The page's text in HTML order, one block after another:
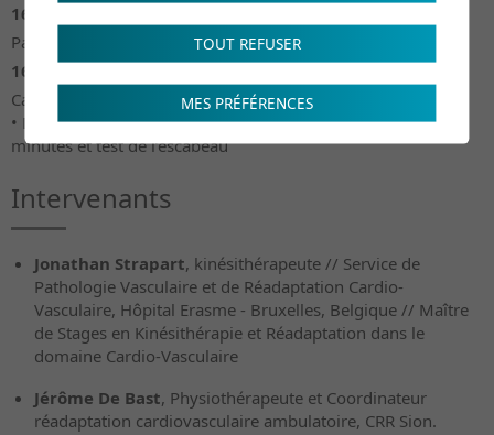
16h30 - 17h00
Pause
16h30 - 18h30
Cas cliniques et travaux pratiques
• Doppler de poche, test de Strandness, test de marche de 6
minutes et test de l’escabeau
Intervenants
Jonathan Strapart, kinésithérapeute // Service de
Pathologie Vasculaire et de Réadaptation Cardio-
Vasculaire, Hôpital Erasme - Bruxelles, Belgique // Maître
de Stages en Kinésithérapie et Réadaptation dans le
domaine Cardio-Vasculaire
Jérôme De Bast, Physiothérapeute et Coordinateur
réadaptation cardiovasculaire ambulatoire, CRR Sion.
TOUT REFUSER
MES PRÉFÉRENCES